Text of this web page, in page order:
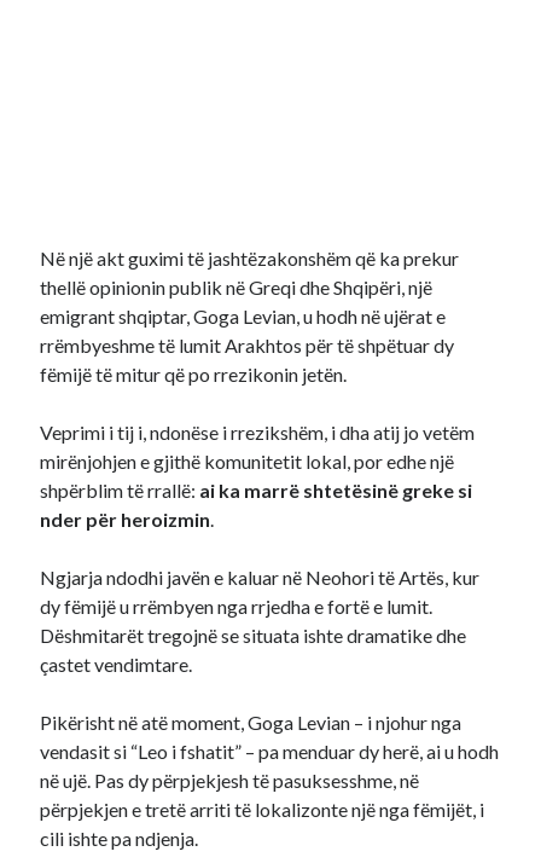
Në një akt guximi të jashtëzakonshëm që ka prekur
thellë opinionin publik në Greqi dhe Shqipëri, një
emigrant shqiptar, Goga Levian, u hodh në ujërat e
rrëmbyeshme të lumit Arakhtos për të shpëtuar dy
fëmijë të mitur që po rrezikonin jetën.
Veprimi i tij i, ndonëse i rrezikshëm, i dha atij jo vetëm
mirënjohjen e gjithë komunitetit lokal, por edhe një
shpërblim të rrallë: ai ka marrë shtetësinë greke si
nder për heroizmin.
Ngjarja ndodhi javën e kaluar në Neohori të Artës, kur
dy fëmijë u rrëmbyen nga rrjedha e fortë e lumit.
Dëshmitarët tregojnë se situata ishte dramatike dhe
çastet vendimtare.
Pikërisht në atë moment, Goga Levian – i njohur nga
vendasit si “Leo i fshatit” – pa menduar dy herë, ai u hodh
në ujë. Pas dy përpjekjesh të pasuksesshme, në
përpjekjen e tretë arriti të lokalizonte një nga fëmijët, i
cili ishte pa ndjenja.